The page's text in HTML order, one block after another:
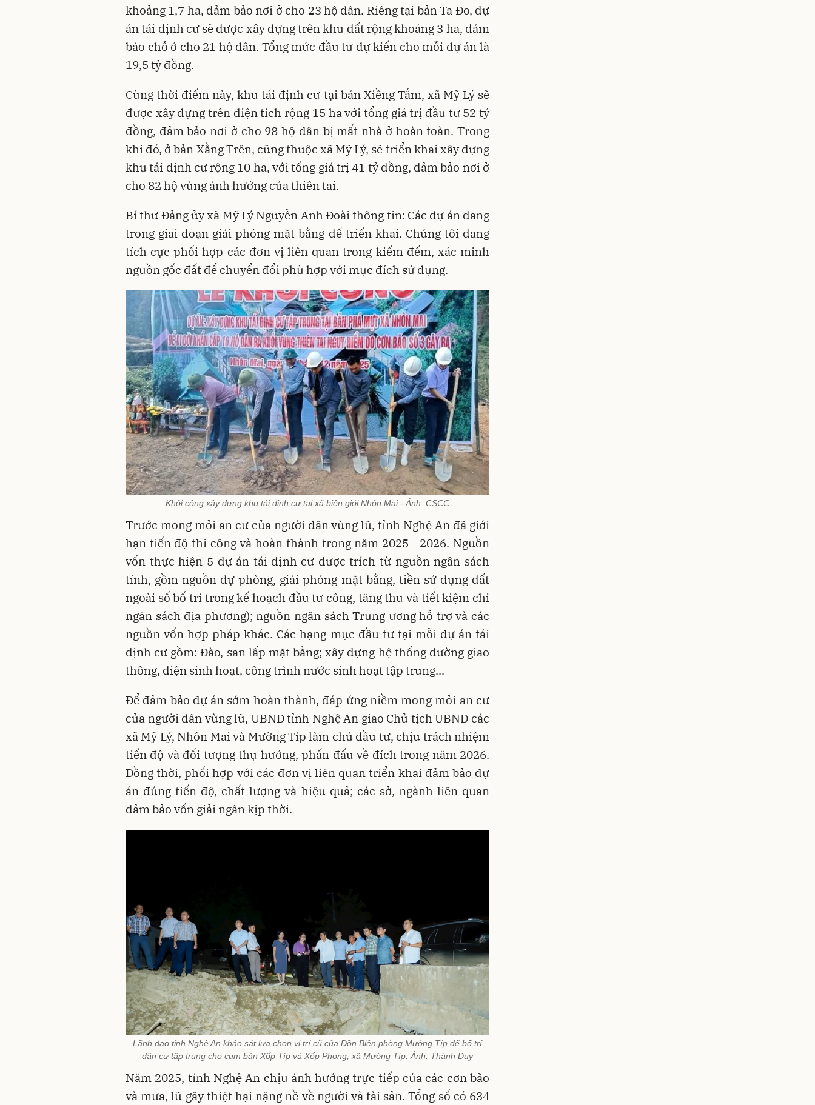
khoảng 1,7 ha, đảm bảo nơi ở cho 23 hộ dân. Riêng tại bản Ta Đo, dự
án tái định cư sẽ được xây dựng trên khu đất rộng khoảng 3 ha, đảm
bảo chỗ ở cho 21 hộ dân. Tổng mức đầu tư dự kiến cho mỗi dự án là
19,5 tỷ đồng.
Cùng thời điểm này, khu tái định cư tại bản Xiềng Tắm, xã Mỹ Lý sẽ
được xây dựng trên diện tích rộng 15 ha với tổng giá trị đầu tư 52 tỷ
đồng, đảm bảo nơi ở cho 98 hộ dân bị mất nhà ở hoàn toàn. Trong
khi đó, ở bản Xằng Trên, cũng thuộc xã Mỹ Lý, sẽ triển khai xây dựng
khu tái định cư rộng 10 ha, với tổng giá trị 41 tỷ đồng, đảm bảo nơi ở
cho 82 hộ vùng ảnh hưởng của thiên tai.
Bí thư Đảng ủy xã Mỹ Lý Nguyễn Anh Đoài thông tin: Các dự án đang
trong giai đoạn giải phóng mặt bằng để triển khai. Chúng tôi đang
tích cực phối hợp các đơn vị liên quan trong kiểm đếm, xác minh
nguồn gốc đất để chuyển đổi phù hợp với mục đích sử dụng.
Khởi công xây dựng khu tái định cư tại xã biên giới Nhôn Mai - Ảnh: CSCC
Trước mong mỏi an cư của người dân vùng lũ, tỉnh Nghệ An đã giới
hạn tiến độ thi công và hoàn thành trong năm 2025 - 2026. Nguồn
vốn thực hiện 5 dự án tái định cư được trích từ nguồn ngân sách
tỉnh, gồm nguồn dự phòng, giải phóng mặt bằng, tiền sử dụng đất
ngoài số bố trí trong kế hoạch đầu tư công, tăng thu và tiết kiệm chi
ngân sách địa phương); nguồn ngân sách Trung ương hỗ trợ và các
nguồn vốn hợp pháp khác. Các hạng mục đầu tư tại mỗi dự án tái
định cư gồm: Đào, san lấp mặt bằng; xây dựng hệ thống đường giao
thông, điện sinh hoạt, công trình nước sinh hoạt tập trung...
Để đảm bảo dự án sớm hoàn thành, đáp ứng niềm mong mỏi an cư
của người dân vùng lũ, UBND tỉnh Nghệ An giao Chủ tịch UBND các
xã Mỹ Lý, Nhôn Mai và Mường Típ làm chủ đầu tư, chịu trách nhiệm
tiến độ và đối tượng thụ hưởng, phấn đấu về đích trong năm 2026.
Đồng thời, phối hợp với các đơn vị liên quan triển khai đảm bảo dự
án đúng tiến độ, chất lượng và hiệu quả; các sở, ngành liên quan
đảm bảo vốn giải ngân kịp thời.
Lãnh đạo tỉnh Nghệ An khảo sát lựa chọn vị trí cũ của Đồn Biên phòng Mường Típ để bố trí
dân cư tập trung cho cụm bản Xốp Típ và Xốp Phong, xã Mường Típ. Ảnh: Thành Duy
Năm 2025, tỉnh Nghệ An chịu ảnh hưởng trực tiếp của các cơn bão
và mưa, lũ gây thiệt hại nặng nề về người và tài sản. Tổng số có 634